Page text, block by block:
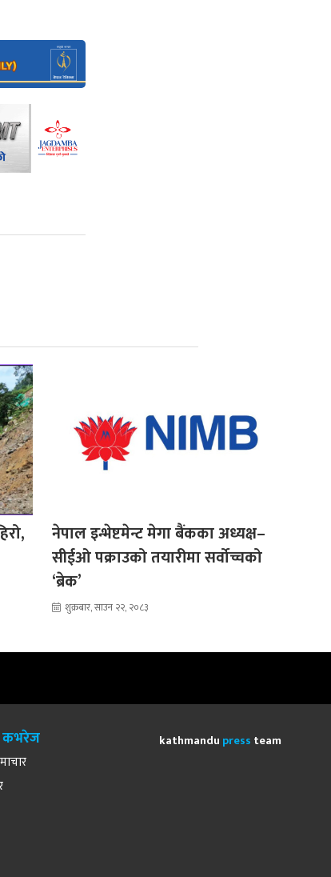
नेपाल इन्भेष्टमेन्ट मेगा बैंकका अध्यक्ष–
सीईओ पक्राउको तयारीमा सर्वोच्चको
‘ब्रेक’
शुक्रबार, साउन २२, २०८३
कभरेज kathmandu press team